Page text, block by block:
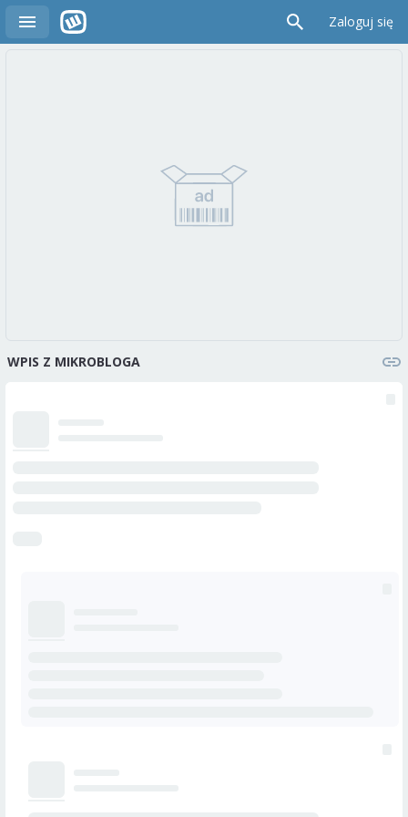
Zaloguj się
WPIS Z MIKROBLOGA